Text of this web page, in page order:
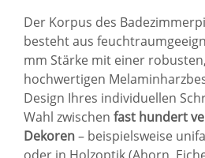
Der Korpus des
besteht aus
mm Stärke mit einer
hochwertigen
Design Ihres individuellen
Wahl zwischen fast hundert
Dekoren– beispielsweise